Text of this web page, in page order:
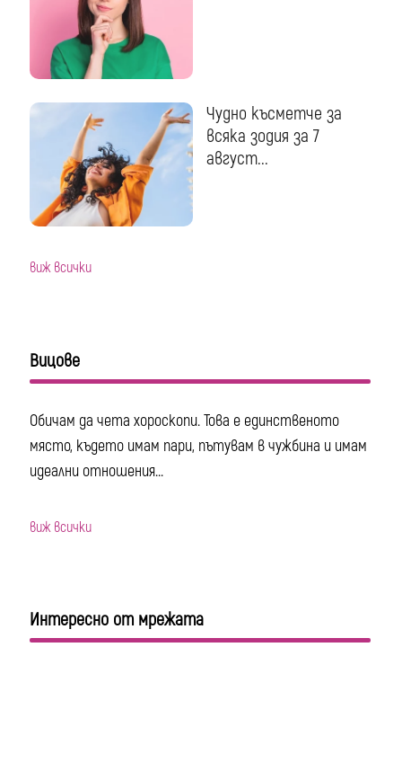
Чудно късметче за
всяка зодия за 7
август...
виж всички
Вицове
Обичам да чета хороскопи. Това е единственото
място, където имам пари, пътувам в чужбина и имам
идеални отношения...
виж всички
Интересно от мрежата